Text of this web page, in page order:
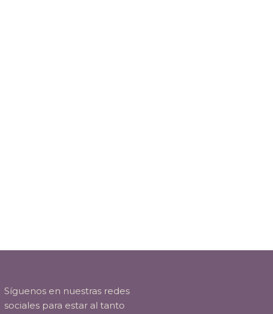
Síguenos en nuestras redes
sociales para estar al tanto